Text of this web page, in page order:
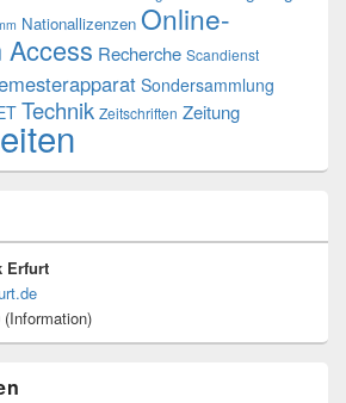
Nationallizenzen Online-
Access Recherche Scandienst
Sondersammlung
Technik Zeitschriften Zeitung
Erfurt